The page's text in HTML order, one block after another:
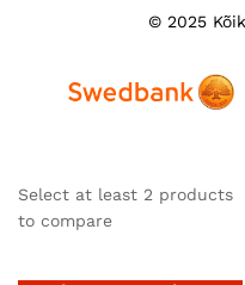
© 2025
Select at least 2 products
to compare